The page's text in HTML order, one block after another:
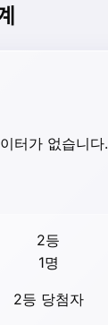
터가 없습니다.
2등
1명
2등 당첨자